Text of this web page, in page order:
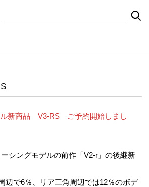
新商品 V3-RS ご予約開始しまし
シングモデルの前作「V2-r」の後継新
辺で6％、リア三角周辺では12％のボデ